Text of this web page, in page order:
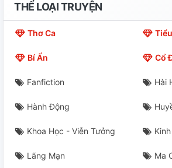
THỂ LOẠI TRUYỆN
Thơ Ca
Bí Ẩn Cổ
Fanfiction Hài
Hành Động
Khoa Học - Viễn Tưởng
Lãng Mạn Ma